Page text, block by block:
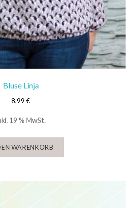
Bluse Linja
8,99 €
19 % MwSt.
WARENKORB